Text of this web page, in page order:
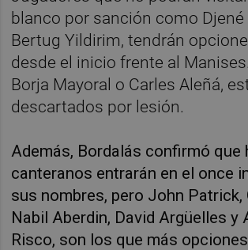
blanco por sanción como Djené
Bertug Yildirim, tendrán
desde el inicio frente al
Borja Mayoral o Carles Aleñá,
descartados por lesión.
Además, Bordalás confirmó que
canteranos entrarán en el once
sus nombres, pero John Patrick,
Nabil Aberdin, David Argüelles y
Risco, son los que más